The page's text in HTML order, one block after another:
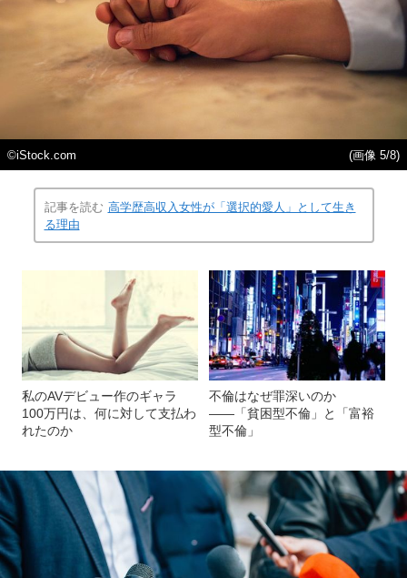
©iStock.com (画像 5/8)
記事を読む 高学歴高収入女性が「選択的愛人」として生き
る理由
私のAVデビュー作のギャラ
100万円は、何に対して支払わ
れたのか
不倫はなぜ罪深いのか
――「貧困型不倫」と「富裕
型不倫」